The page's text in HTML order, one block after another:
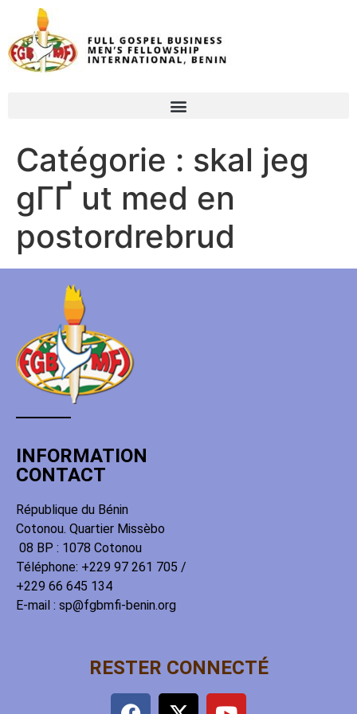
Catégorie : skal jeg
gГҐ ut med en
postordrebrud
INFORMATION
CONTACT
République du Bénin
Cotonou. Quartier Missèbo
08 BP : 1078 Cotonou
Téléphone: +229 97 261 705 /
+229 66 645 134
E-mail : sp@fgbmfi-benin.org
RESTER CONNECTÉ